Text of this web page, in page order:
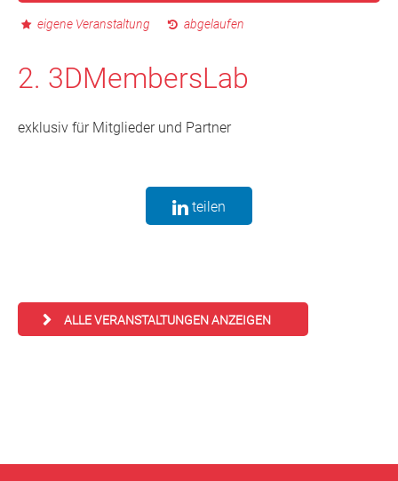
eigene Veranstaltung abgelaufen
2. 3DMembersLab
exklusiv für Mitglieder und Partner
teilen
ALLE VERANSTALTUNGEN ANZEIGEN